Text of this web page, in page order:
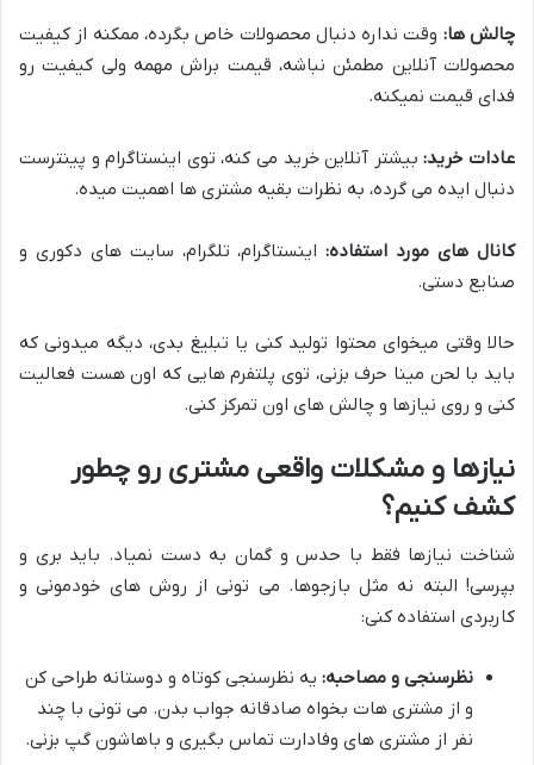
چالش ها: وقت نداره دنبال محصولات خاص بگرده، ممکنه از کیفیت
محصولات آنلاین مطمئن نباشه، قیمت براش مهمه ولی کیفیت رو
فدای قیمت نمیکنه.
عادات خرید:بیشتر آنلاین خرید می کنه، توی اینستاگرام و پینترست
دنبال ایده می گرده، به نظرات بقیه مشتری ها اهمیت میده.
کانال های مورد استفاده:اینستاگرام، تلگرام، سایت های دکوری و
صنایع دستی.
حالا وقتی میخوای محتوا تولید کنی یا تبلیغ بدی، دیگه میدونی که
باید با لحن مینا حرف بزنی، توی پلتفرم هایی که اون هست فعالیت
کنی و روی نیازها و چالش های اون تمرکز کنی.
نیازها و مشکلات واقعی مشتری رو چطور
کشف کنیم؟
شناخت نیازها فقط با حدس و گمان به دست نمیاد. باید بری و
بپرسی! البته نه مثل بازجوها. می تونی از روش های خودمونی و
کاربردی استفاده کنی:
نظرسنجی و مصاحبه: یه نظرسنجی کوتاه و دوستانه طراحی کن
و از مشتری هات بخواه صادقانه جواب بدن. می تونی با چند
نفر از مشتری های وفادارت تماس بگیری و باهاشون گپ بزنی.